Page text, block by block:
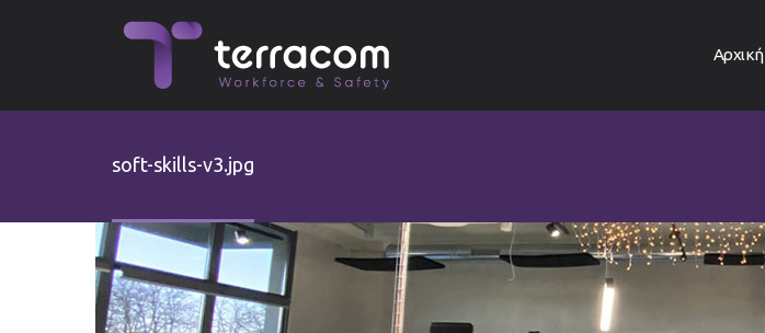
Αρχική
soft-skills-v3.jpg